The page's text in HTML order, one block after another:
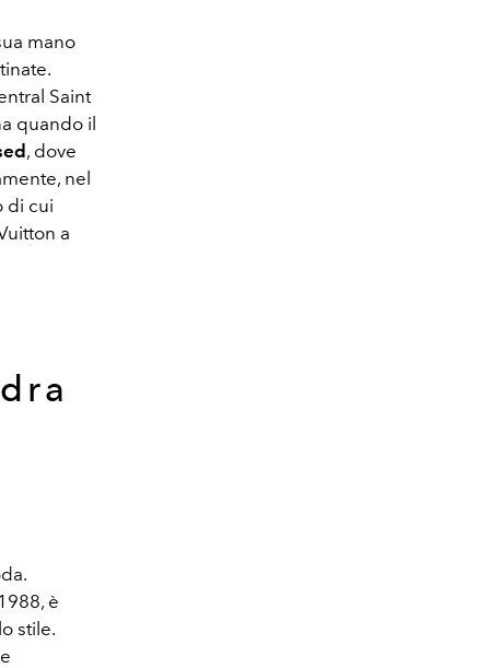
mano
Saint
quando il
, dove
nel
di cui
a
è
stile.